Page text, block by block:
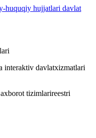
huquqiy hujjatlari davlat
interaktiv davlatxizmatlari
tizimlarireestri